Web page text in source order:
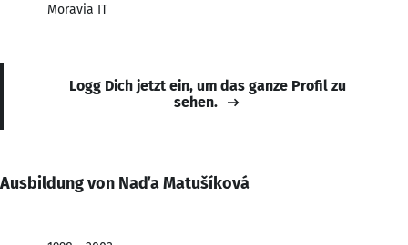
Moravia IT
Logg Dich jetzt ein, um das ganze Profil zu
sehen.
Ausbildung von Naďa Matušíková